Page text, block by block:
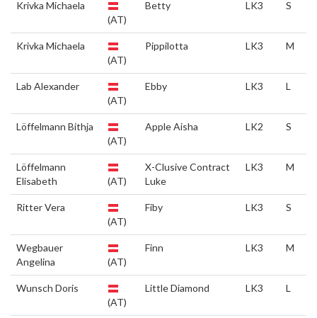
Krivka Michaela
(AT)
Betty LK3 S
Krivka Michaela
(AT)
Pippilotta LK3 M
Lab Alexander
(AT)
Ebby LK3 L
Löffelmann Bithja
(AT)
Apple Aisha LK2 S
Löffelmann
Elisabeth
(AT)
X-Clusive Contract
Luke
LK3 M
Ritter Vera
(AT)
Fiby LK3 S
Wegbauer
Angelina
(AT)
Finn LK3 M
Wunsch Doris
(AT)
Little Diamond LK3 L